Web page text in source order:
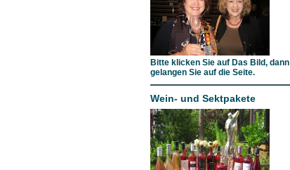
Bitte klicken Sie auf Das Bild, dann
gelangen Sie auf die Seite.
Wein- und Sektpakete